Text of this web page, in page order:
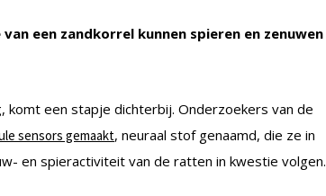
een zandkorrel kunnen spieren en zenuwen
, komt een stapje dichterbij. Onderzoekers van de
sensors gemaakt, neuraal stof genaamd, die ze in
en spieractiviteit van de ratten in kwestie volgen.